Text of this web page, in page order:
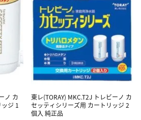
ノ カ
ジ 1
東レ(TORAY) MKC.T2J トレビーノ カ
セッティシリーズ用 カートリッジ 2
個入 純正品